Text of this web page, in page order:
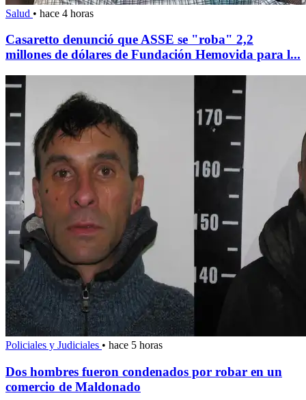
Salud • hace 4 horas
Casaretto denunció que ASSE se "roba" 2,2
millones de dólares de Fundación Hemovida para l...
Policiales y Judiciales • hace 5 horas
Dos hombres fueron condenados por robar en un
comercio de Maldonado